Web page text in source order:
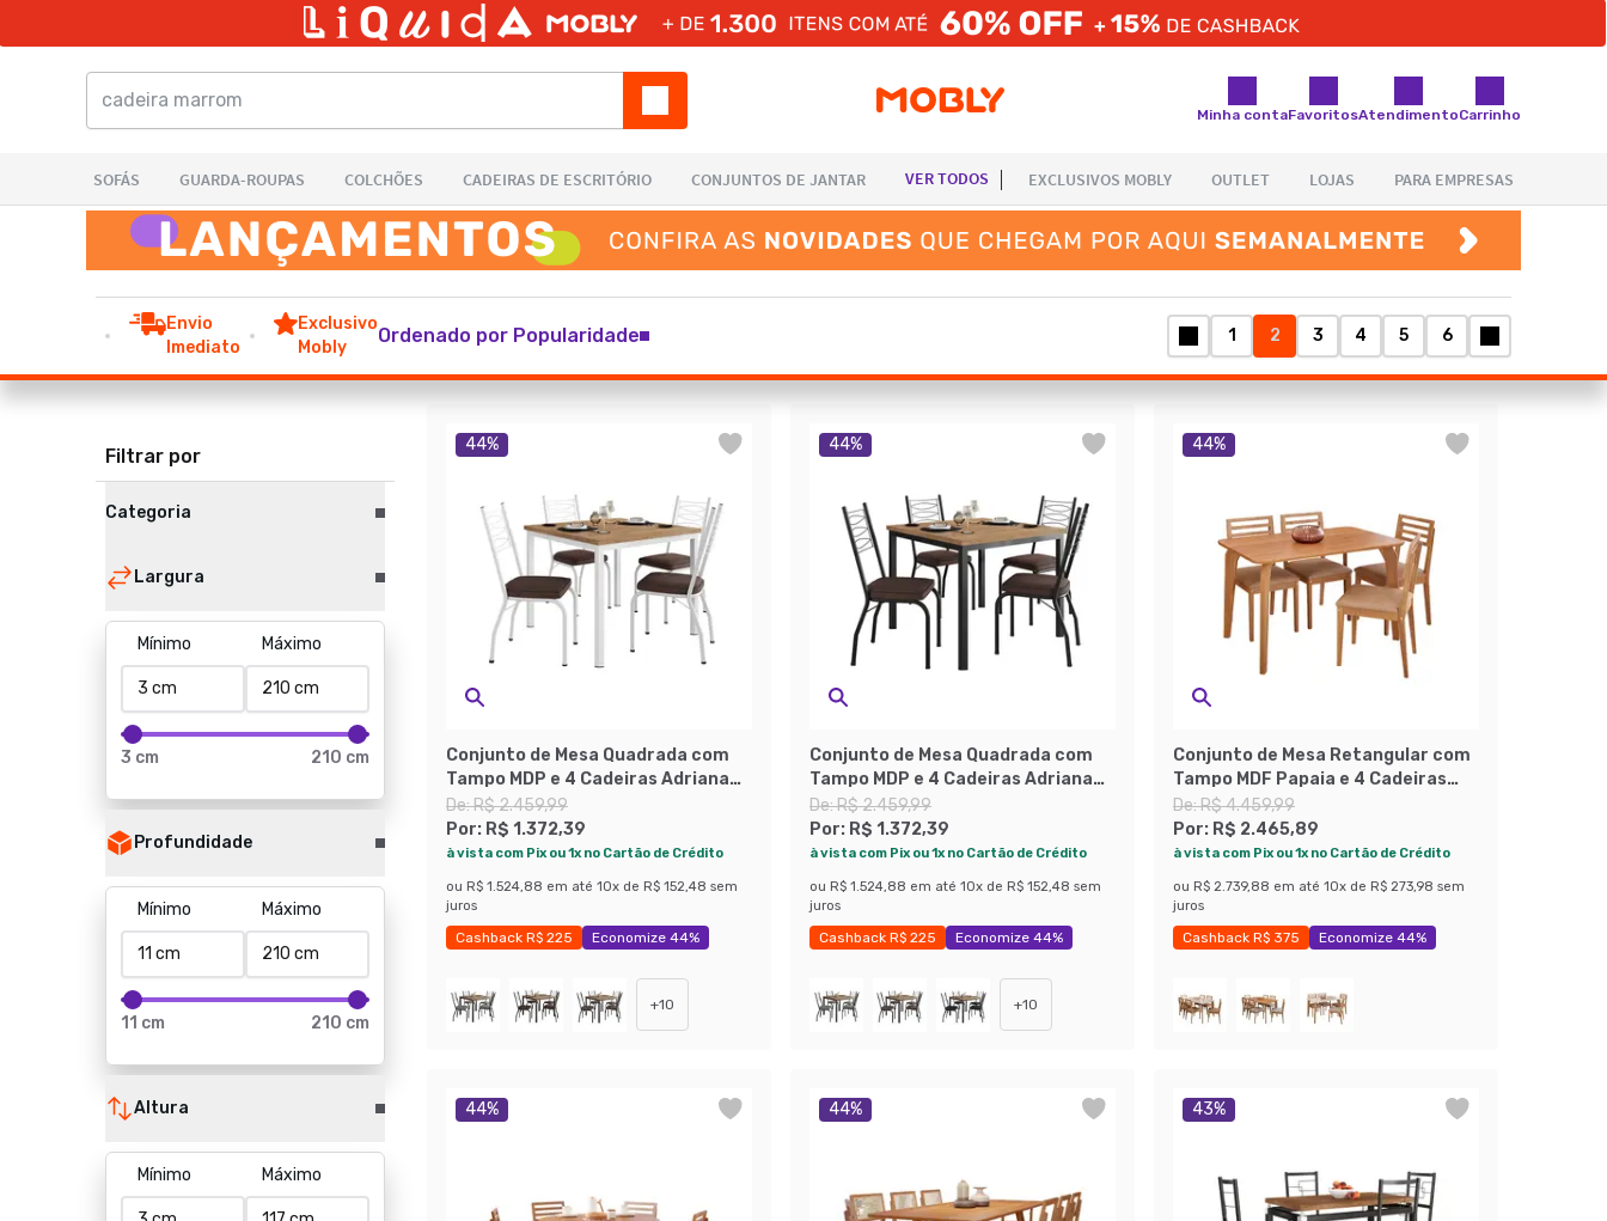
Minha contaFavoritosAtendimentoCarrinho
Envio
Imediato
Exclusivo
Mobly
Ordenado por Popularidade 1 2 3 4 5 6
Filtrar por
Categoria
Largura
Mínimo Máximo
3 cm 210 cm
Profundidade
Mínimo Máximo
11 cm 210 cm
Altura
Mínimo Máximo
44%
Conjunto de Mesa Quadrada com
Tampo MDP e 4 Cadeiras Adriana
Revestimento Sintético Marrom e
Branco
De:R$ 2.459,99
Por: R$ 1.372,39
à vista com Pix ou 1x no Cartão de Crédito
ou R$ 1.524,88 em até 10x de R$ 152,48 sem
juros
Cashback R$ 225 Economize 44%
+10
44%
Conjunto de Mesa Quadrada com
Tampo MDP e 4 Cadeiras Adriana
Revestimento Sintético Marrom e
Preto
De:R$ 2.459,99
Por: R$ 1.372,39
à vista com Pix ou 1x no Cartão de Crédito
ou R$ 1.524,88 em até 10x de R$ 152,48 sem
juros
Cashback R$ 225 Economize 44%
+10
44%
Conjunto de Mesa Retangular com
Tampo MDF Papaia e 4 Cadeiras
Juparanã Revestimento Sintético
Marrom e Cinamomo
De:R$ 4.459,99
Por: R$ 2.465,89
à vista com Pix ou 1x no Cartão de Crédito
ou R$ 2.739,88 em até 10x de R$ 273,98 sem
juros
Cashback R$ 375 Economize 44%
44% 44% 43%